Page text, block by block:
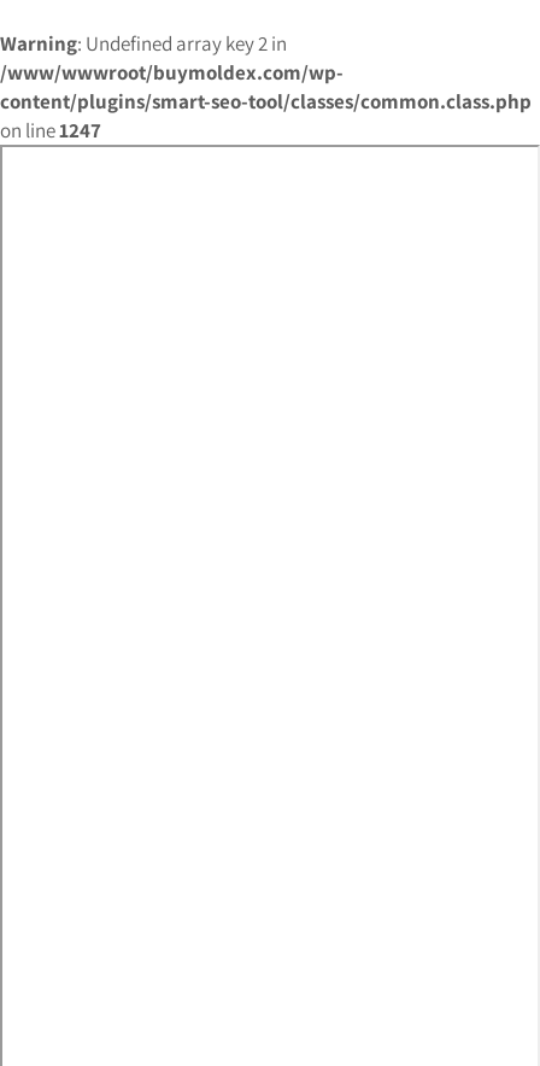
Warning: Undefined array key 2 in
/www/wwwroot/buymoldex.com/wp-
content/plugins/smart-seo-tool/classes/common.class.php
on line1247